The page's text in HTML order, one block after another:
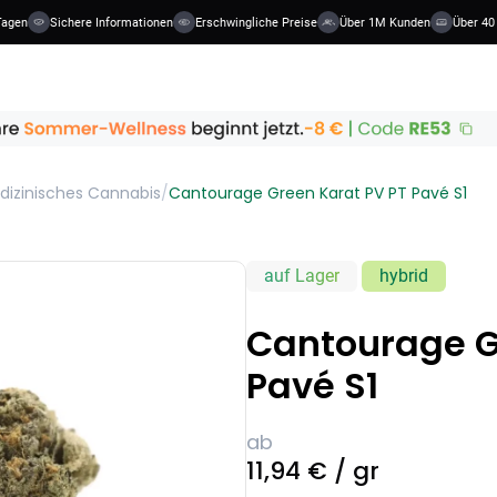
Sichere Informationen Erschwingliche Preise Über 1M Kunden Über 40
Cannabis/Cantourage Green Karat PV PT Pavé S1
auf Lager hybrid
Cantourage
Pavé S1
ab
11,94 € / gr